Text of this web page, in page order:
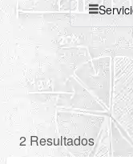
2 Resultados